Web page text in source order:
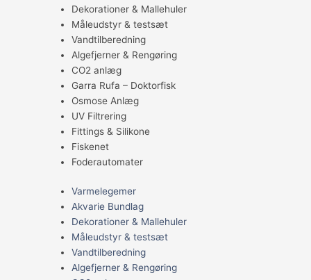
Dekorationer & Mallehuler
Måleudstyr & testsæt
Vandtilberedning
Algefjerner & Rengøring
CO2 anlæg
Garra Rufa – Doktorfisk
Osmose Anlæg
UV Filtrering
Fittings & Silikone
Fiskenet
Foderautomater
Varmelegemer
Akvarie Bundlag
Dekorationer & Mallehuler
Måleudstyr & testsæt
Vandtilberedning
Algefjerner & Rengøring